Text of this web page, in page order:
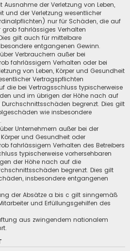
Ausnahme der Verletzung von Leben,
und der Verletzung wesentlicher
nur für Schäden, die auf
grob fahrlässiges Verhalten
gilt auch für mittelbare
entgangenen Gewinn.
Verbrauchern außer bei
fahrlässigem Verhalten oder bei
von Leben, Körper und Gesundheit
Vertragspflichten
die bei Vertragsschluss typischerweise
und im übrigen der Höhe nach auf
begrenzt. Dies gilt
wie insbesondere
Unternehmern außer bei der
und Gesundheit oder
fahrlässigem Verhalten des Betreibers
typischerweise vorhersehbaren
der Höhe nach auf die
begrenzt. Dies gilt
insbesondere entgangenen
der Absätze a bis c gilt sinngemäß
und Erfüllungsgehilfen des
aus zwingendem nationalem